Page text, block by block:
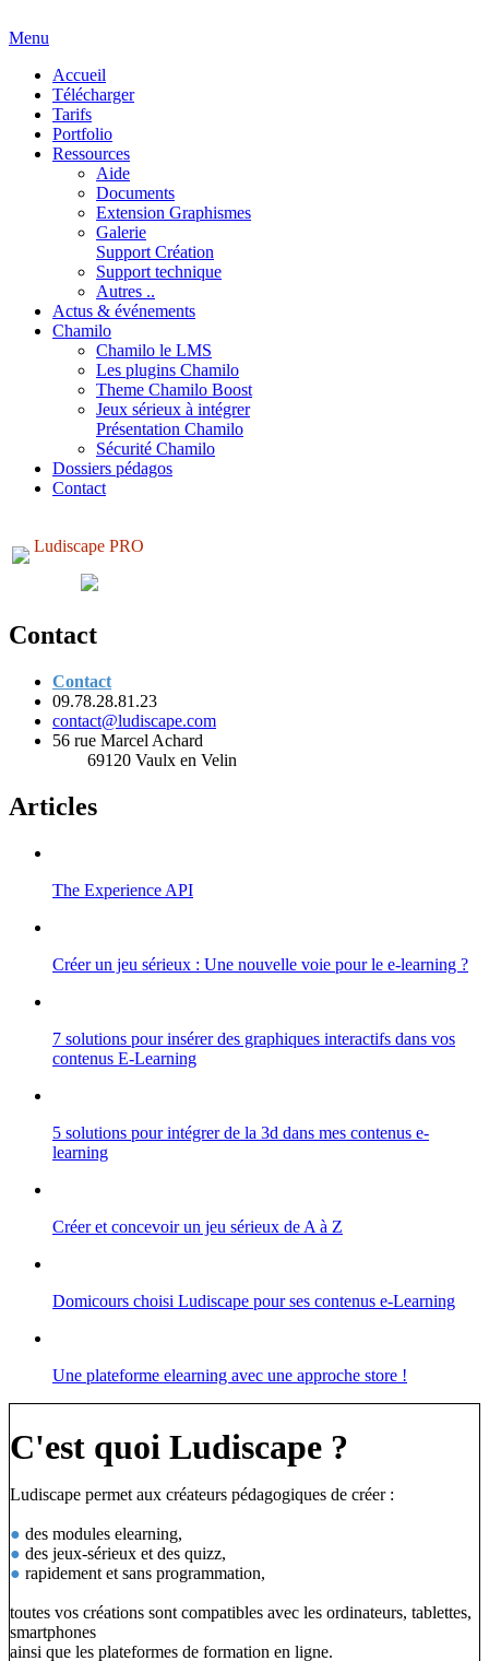
Menu
Accueil
Télécharger
Tarifs
Portfolio
Ressources
Aide
Documents
Extension Graphismes
Galerie
Support Création
Support technique
Autres ..
Actus & événements
Chamilo
Chamilo le LMS
Les plugins Chamilo
Theme Chamilo Boost
Jeux sérieux à intégrer
Présentation Chamilo
Sécurité Chamilo
Dossiers pédagos
Contact
Ludiscape PRO
Contact
Contact
09.78.28.81.23
contact@ludiscape.com
56 rue Marcel Achard
69120 Vaulx en Velin
Articles
The Experience API
Créer un jeu sérieux : Une nouvelle voie pour le e-learning ?
7 solutions pour insérer des graphiques interactifs dans vos
contenus E-Learning
5 solutions pour intégrer de la 3d dans mes contenus e-
learning
Créer et concevoir un jeu sérieux de A à Z
Domicours choisi Ludiscape pour ses contenus e-Learning
Une plateforme elearning avec une approche store !
C'est quoi Ludiscape ?
Ludiscape permet aux créateurs pédagogiques de créer :
● des modules elearning,
● des jeux-sérieux et des quizz,
● rapidement et sans programmation,
toutes vos créations sont compatibles avec les ordinateurs, tablettes,
smartphones
ainsi que les plateformes de formation en ligne.